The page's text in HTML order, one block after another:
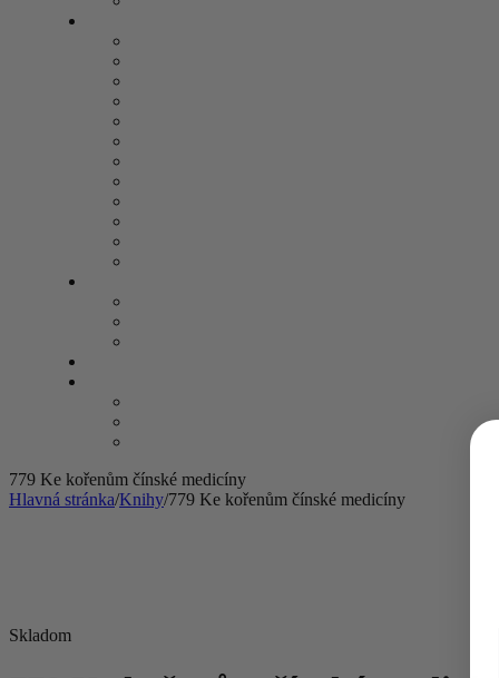
779 Ke kořenům čínské medicíny
Hlavná stránka/Knihy/779 Ke kořenům čínské medicíny
Skladom